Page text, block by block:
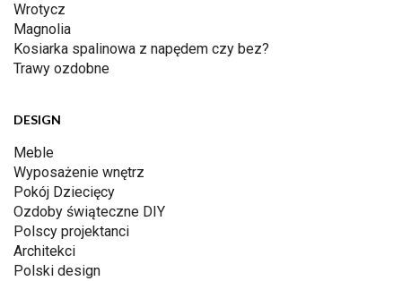
Wrotycz
Magnolia
Kosiarka spalinowa z napędem czy bez?
Trawy ozdobne
DESIGN
Meble
Wyposażenie wnętrz
Pokój Dziecięcy
Ozdoby świąteczne DIY
Polscy projektanci
Architekci
Polski design